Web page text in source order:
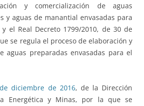
y comercialización de aguas
y aguas de manantial envasadas para
el Real Decreto 1799/2010, de 30 de
se regula el proceso de elaboración y
aguas preparadas envasadas para el
diciembre de 2016, de la Dirección
Energética y Minas, por la que se